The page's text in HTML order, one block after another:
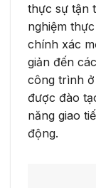
thực sự tận
nghiệm
chính xác
giản đến
công trình ở
được đào
năng giao
động.